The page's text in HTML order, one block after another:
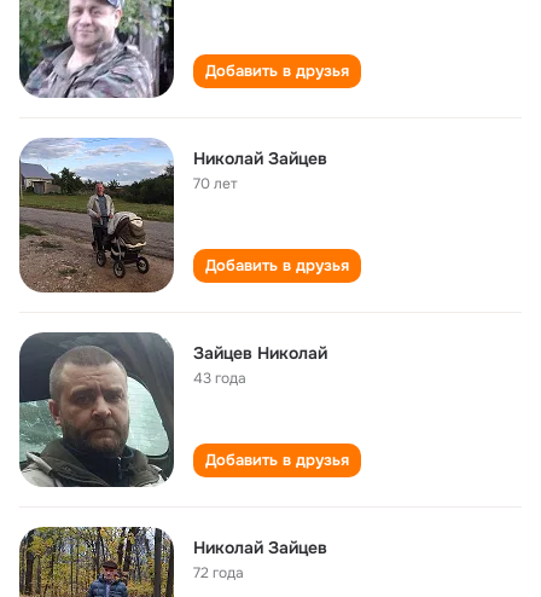
Добавить в друзья
Николай Зайцев
70 лет
Добавить в друзья
Зайцев Николай
43 года
Добавить в друзья
Николай Зайцев
72 года